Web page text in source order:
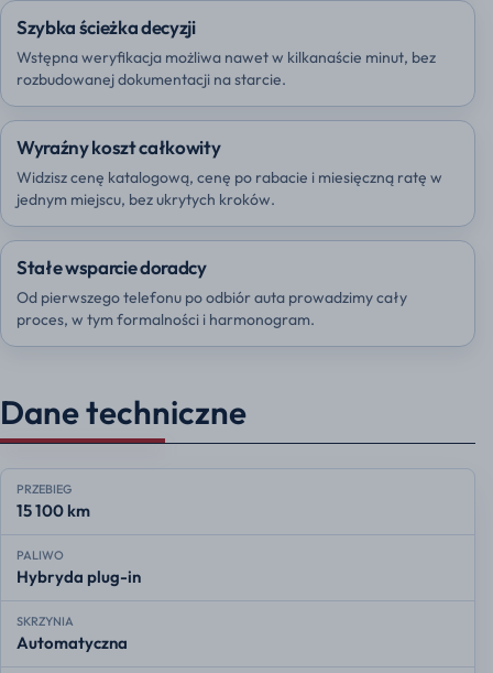
Szybka ścieżka decyzji
Wstępna weryfikacja możliwa nawet w kilkanaście minut, bez
rozbudowanej dokumentacji na starcie.
Wyraźny koszt całkowity
Widzisz cenę katalogową, cenę po rabacie i miesięczną ratę w
jednym miejscu, bez ukrytych kroków.
Stałe wsparcie doradcy
Od pierwszego telefonu po odbiór auta prowadzimy cały
proces, w tym formalności i harmonogram.
Dane techniczne
PRZEBIEG
15 100 km
PALIWO
Hybryda plug-in
SKRZYNIA
Automatyczna